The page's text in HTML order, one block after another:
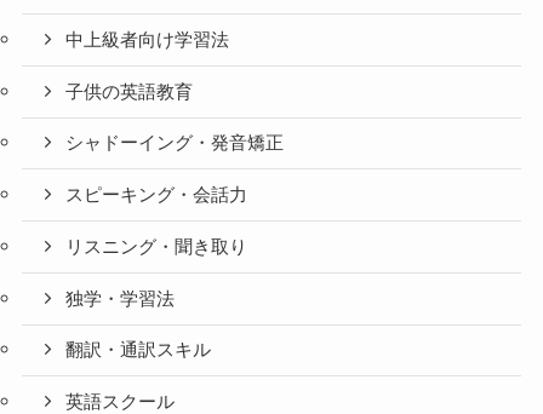
中上級者向け学習法
子供の英語教育
シャドーイング・発音矯正
スピーキング・会話力
リスニング・聞き取り
独学・学習法
翻訳・通訳スキル
英語スクール